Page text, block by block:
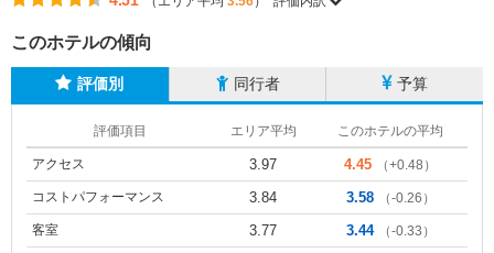
このホテルの傾向
評価別 同行者 予算
評価項目 エリア平均 このホテルの平均
アクセス 3.97 4.45 （+0.48）
コストパフォーマンス 3.84 3.58 （-0.26）
客室 3.77 3.44 （-0.33）